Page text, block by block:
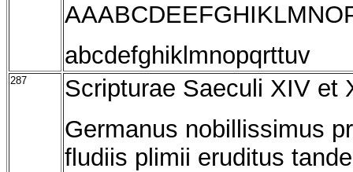
abcdefghiklmnopqrttuv
287
Scripturae Saeculi XIV et
Germanus nobillissimus
fludiis plimii eruditus